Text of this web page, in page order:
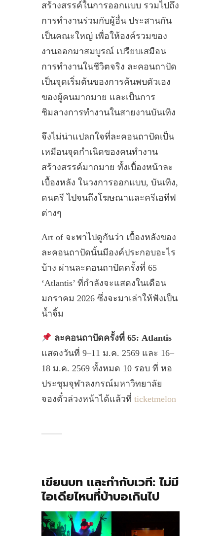
สร้างสรรค์ในการออกแบบ รวมไปถึง
การทำงานร่วมกับผู้อื่น ประสานกัน
เป็นคณะใหญ่ เพื่อให้องค์รวมของ
งานออกมาสมบูรณ์ เปรียบเสมือน
การทำงานในชีวิตจริง ละคอนถาปัด
เป็นจุดเริ่มต้นของการค้นพบตัวเอง
ของผู้คนมากมาย และเป็นการ
ชิมลางการทำงานในสายงานบันเทิง
จึงไม่น่าแปลกใจที่ละคอนถาปัดเป็น
เหมือนจุดกำเนิดของคนทำงาน
สร้างสรรค์มากมาย ทั้งเบื้องหน้าละ
เบื้องหลัง ในวงการออกแบบ, บันเทิง,
ดนตรี ไปจนถึงโฆษณาและครีเอทีฟ
ต่างๆ
Art of จะพาไปดูกันว่า เบื้องหลังของ
ละคอนถาปัดนั้นมีองค์ประกอบอะไร
บ้าง ผ่านละคอนถาปัดครั้งที่ 65
‘Atlantis’ ที่กำลังจะแสดงในเดือน
มกราคม 2026 ซึ่งจะมาเล่าให้ฟังเป็น
น้ำจิ้ม
ละคอนถาปัดครั้งที่ 65: Atlantis
แสดงวันที่ 9–11 ม.ค. 2569 และ 16–
18 ม.ค. 2569 ทั้งหมด 10 รอบ ที่ หอ
ประชุมจุฬาลงกรณ์มหาวิทยาลัย
จองตั๋วล่วงหน้าได้แล้วที่ ticketmelon
เขียนบท และกำกับเวที: ไม่มี
ไอเดียไหนที่บ้าบอเกินไป